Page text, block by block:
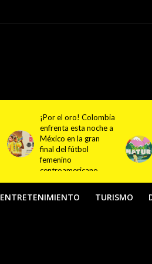
Festival NATUR 2026
pondrá en el centro
del debate el turismo
responsable y
sostenible con
actividades en
Bogotá y Guasca
ENTRETENIMIENTO TURISMO